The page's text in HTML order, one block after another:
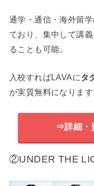
通学・通信・海外留
ており、集中して講
ることも可能。
入校すればLAVAにタ
が実質無料になります
⇒詳細・
②UNDER THE